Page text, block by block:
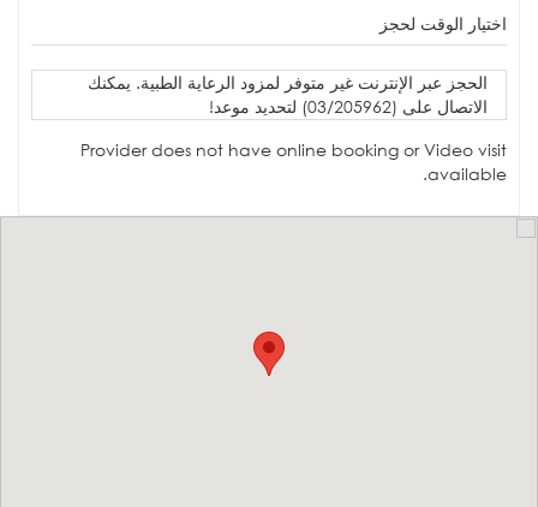
اختيار الوقت لحجز
الحجز عبر الإنترنت غير متوفر لمزود الرعاية الطبية. يمكنك
الاتصال على (03/205962) لتحديد موعد!
Provider does not have online booking or Video visit
available.